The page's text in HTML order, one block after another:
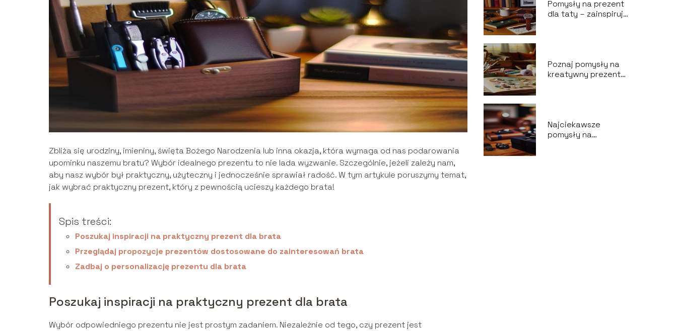
Zbliża się urodziny, imieniny, święta Bożego Narodzenia lub inna okazja, która wymaga od nas podarowania
upominku naszemu bratu? Wybór idealnego prezentu to nie lada wyzwanie. Szczególnie, jeżeli zależy nam,
aby nasz wybór był praktyczny, użyteczny i jednocześnie sprawiał radość. W tym artykule poruszymy temat,
jak wybrać praktyczny prezent, który z pewnością ucieszy każdego brata!
Spis treści:
Poszukaj inspiracji na praktyczny prezent dla brata
Przeglądaj propozycje prezentów dostosowane do zainteresowań brata
Zadbaj o personalizację prezentu dla brata
Poszukaj inspiracji na praktyczny prezent dla brata
Wybór odpowiedniego prezentu nie jest prostym zadaniem. Niezależnie od tego, czy prezent jest
Pomysły na prezent
dla taty – zainspiruj
Poznaj pomysły na
kreatywny prezent
Najciekawsze
pomysły na